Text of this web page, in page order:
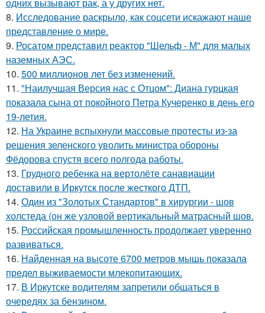
одних вызывают рак, а у других нет.
8. Исследование раскрыло, как соцсети искажают наше
представление о мире.
9. Росатом представил реактор "Шельф - М" для малых
наземных АЭС.
10. 500 миллионов лет без изменений.
11. "Наилучшая Версия нас с Отцом": Диана гурцкая
показала сына от покойного Петра Кучеренко в день его
19-летия.
12. На Украине вспыхнули массовые протесты из-за
решения зеленского уволить министра обороны
Фёдорова спустя всего полгода работы.
13. Грудного ребенка на вертолёте санавиации
доставили в Иркутск после жесткого ДТП.
14. Один из "Золотых Стандартов" в хирургии - шов
холстеда (он же узловой вертикальный матрасный шов.
15. Российская промышленность продолжает уверенно
развиваться.
16. Найденная на высоте 6700 метров мышь показала
предел выживаемости млекопитающих.
17. В Иркутске водителям запретили общаться в
очередях за бензином.